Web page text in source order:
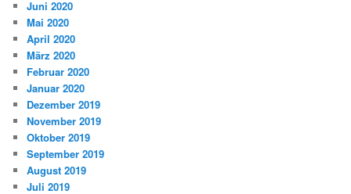
Juni 2020
Mai 2020
April 2020
März 2020
Februar 2020
Januar 2020
Dezember 2019
November 2019
Oktober 2019
September 2019
August 2019
Juli 2019